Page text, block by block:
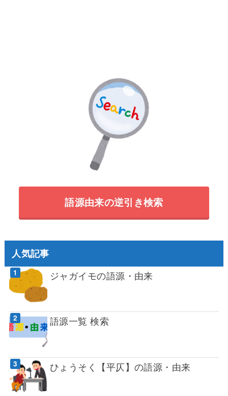
語源由来の逆引き検索
人気記事
ジャガイモの語源・由来
語源一覧 検索
ひょうそく【平仄】の語源・由来